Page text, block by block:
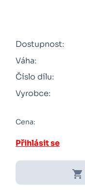
Dostupnost:
Váha:
Číslo dílu:
Vyrobce:
Cena:
Přihlásit se
shopping_cart